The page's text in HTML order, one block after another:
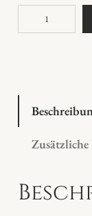
r
t
n